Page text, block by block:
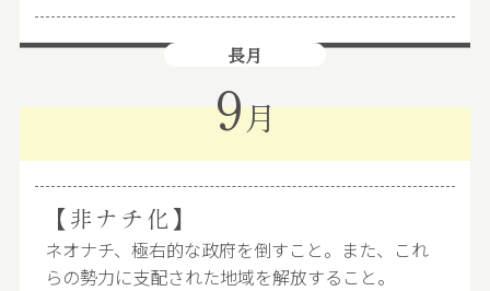
長月
9月
【非ナチ化】
ネオナチ、極右的な政府を倒すこと。また、これ
らの勢力に支配された地域を解放すること。